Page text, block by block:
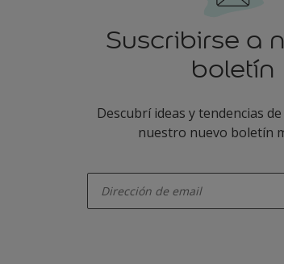
Suscribirse a
boletín
Descubrí ideas y tendencias
nuestro nuevo boletín